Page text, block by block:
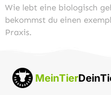
Wie lebt eine biologisch
bekommst du einen
Praxis.
MeinTier